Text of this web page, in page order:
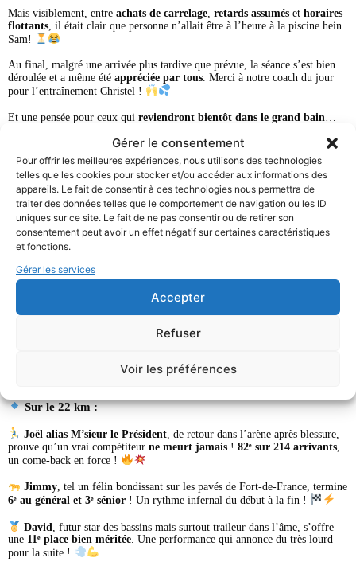
Gérer le consentement
Pour offrir les meilleures expériences, nous utilisons des technologies
telles que les cookies pour stocker et/ou accéder aux informations des
appareils. Le fait de consentir à ces technologies nous permettra de
traiter des données telles que le comportement de navigation ou les ID
uniques sur ce site. Le fait de ne pas consentir ou de retirer son
consentement peut avoir un effet négatif sur certaines caractéristiques
et fonctions.
Gérer les services
Accepter
Refuser
Voir les préférences
Mais visiblement, entre achats de carrelage retards assumés et horaires
flottants , il était clair que personne n’allait être à l’heure à la piscine hein
Sam!
Au final, malgré une arrivée plus tardive que prévue, la séance s’est bien
déroulée et a même été appréciée par tous. Merci à notre coach du jour
pour l’entraînement Christel !
Et une pensée pour ceux qui reviendront bientôt dans le grand bain…
Tri’In MatniK en mode machine ce week-end !
Nos athlètes fidèles au poste ce dimanche 23 février
Germain alias Gégéa fait brillerTri’In MatniKenmontant sur le
du 13 km, une performance de haut niveau !
, notre nageuse hors pair, s’offre untop 20 féminin
101ᵉ place au classement général
Sur le 22 km :
Joël alias M’sieur le Président, de retour dans l’arène après blessure,
prouve qu’un vrai compétiteur ne meurt jamais ! 82ᵉ sur 214 arrivants
un come-back en force !
Jimmy, tel un félin bondissant sur les pavés de Fort-de-France, termine
6ᵉ au général et 3ᵉ sénior ! Un rythme infernal du début à la fin !
David , futur star des bassins mais surtout traileur dans l’âme, s’offre
une 11ᵉ place bien méritée. Une performance qui annonce du très lourd
pour la suite !